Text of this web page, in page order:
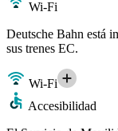
Wi-Fi
Deutsche Bahn está
sus trenes EC.
Wi-Fi
Accesibilidad